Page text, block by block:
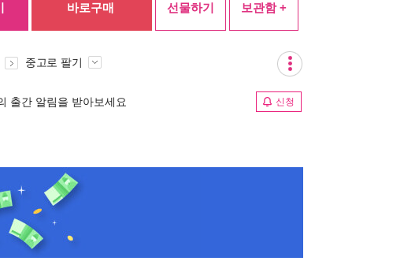
바로구매 선물하기 보관함 +
중고로 팔기
출간 알림을 받아보세요 신청